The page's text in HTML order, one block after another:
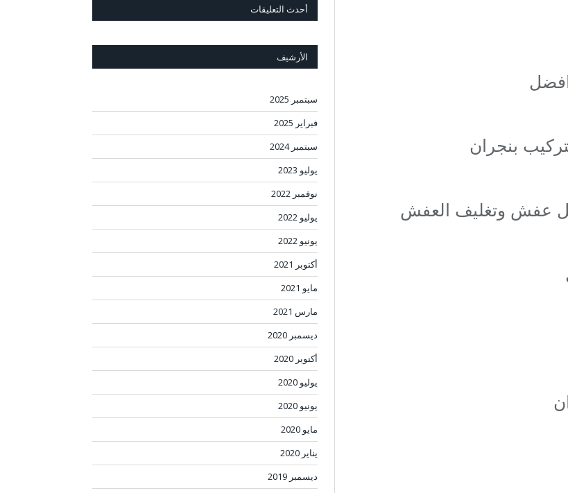
بنجران
عفش وتغليف العفش
أحدث التعليقات
الأرشيف
سبتمبر 2025
فبراير 2025
سبتمبر 2024
يوليو 2023
نوفمبر 2022
يوليو 2022
يونيو 2022
أكتوبر 2021
مايو 2021
مارس 2021
ديسمبر 2020
أكتوبر 2020
يوليو 2020
يونيو 2020
مايو 2020
يناير 2020
ديسمبر 2019